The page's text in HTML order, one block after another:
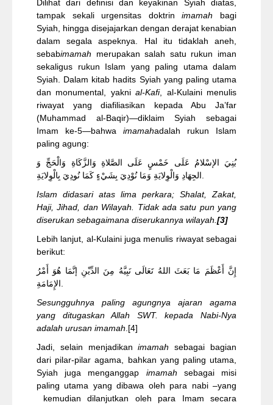
Dilihat dari definisi dan keyakinan Syiah diatas,
tampak sekali urgensitas doktrinimamah bagi
Syiah, hingga disejajarkan dengan derajat kenabian
dalam segala aspeknya. Hal itu tidaklah aneh,
sebabimamah merupakan salah satu rukun iman
sekaligus rukun Islam yang paling utama dalam
Syiah. Dalam kitab hadits Syiah yang paling utama
dan monumental, yaknial-Kafi, al-Kulaini menulis
riwayat yang diafiliasikan kepada Abu Ja’far
(Muhammad al-Baqir)—diklaim Syiah sebagai
Imam ke-5—bahwa imamahadalah rukun Islam
paling agung:
بُنِيَ الإسْلامُ عَلَى خَمْسٍ عَلَى الصَّلاةِ وَالزَّكَاةِ وَالْحَجِّ وَ
Islam didasari atas lima perkara; Shalat, Zakat,
Haji, Jihad, dan Wilayah. Tidak ada satu pun yang
diserukan sebagaimana diserukannya wilayah. [3]
Lebih lanjut, al-Kulaini juga menulis riwayat sebagai
berikut:
إِنَّ أَعْظَمَ مَا بَعَثَ اللهُ تَعَالَى نَبِيَّهُ مِنَ الدِّيْنِ إنَّمَا هُوَ أَمْرُ
Sesungguhnya paling agungnya ajaran agama
yang ditugaskan Allah SWT.kepada Nabi-Nya
adalah urusan imamah [4]
Jadi, selain menjadikanimamah sebagai bagian
dari pilar-pilar agama, bahkan yang paling utama,
Syiah juga menganggap imamah sebagai misi
paling utama yang dibawa oleh para nabi –yang
kemudian dilanjutkan oleh para Imam secara